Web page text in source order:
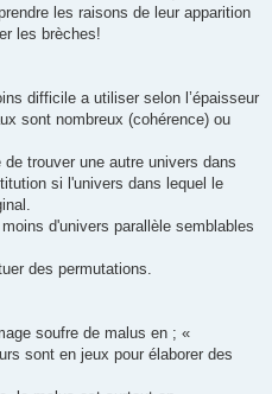
les raisons de leur apparition
les brèches!
difficile a utiliser selon l’épaisseur
sont nombreux (cohérence) ou
trouver une autre univers dans
si l'univers dans lequel le
d'univers parallèle semblables
des permutations.
soufre de malus en ; «
sont en jeux pour élaborer des